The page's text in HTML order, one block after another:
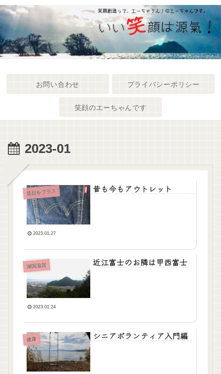
お問い合わせ プライバシーポリシー
笑顔のエーちゃんです
2023-01
笑顔をプラス 昔も今もアウトレット
2023.01.27
湖国滋賀 近江富士のお隣は甲西富士
2023.01.24
健康 シニアボランティア入門編